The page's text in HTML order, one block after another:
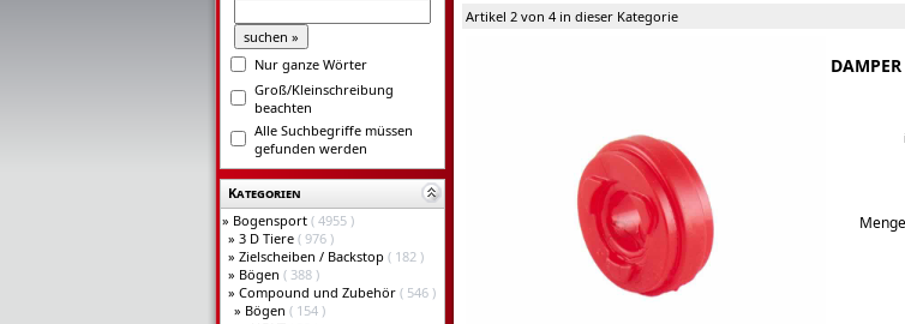
Nur ganze Wörter
Groß/Kleinschreibung
beachten
Alle Suchbegriffe müssen
gefunden werden
Kategorien
» Bogensport ( 4955 )
» 3 D Tiere ( 976 )
» Zielscheiben / Backstop ( 182 )
» Bögen ( 388 )
» Compound und Zubehör ( 546 )
» Bögen ( 154 )
Artikel 2 von 4 in dieser Kategorie
Menge